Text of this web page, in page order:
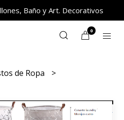
Baño y Art. Decorativos
0
de Ropa